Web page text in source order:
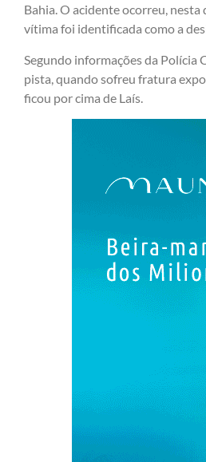
Bahia. O acidente ocorreu,
vítima foi identificada como a
Segundo informações da Polícia
pista, quando sofreu fratura
ficou por cima de Laís.